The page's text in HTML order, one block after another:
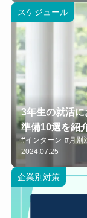
スケジュール
3年生の就活
準備10選を紹
#インターン #月別
2024.07.25
企業別対策